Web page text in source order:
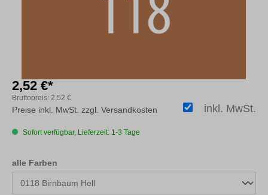
2,52 €*
Bruttopreis: 2,52 €
inkl. MwSt.
Preise inkl. MwSt. zzgl. Versandkosten
Sofort verfügbar, Lieferzeit: 1-3 Tage
alle Farben